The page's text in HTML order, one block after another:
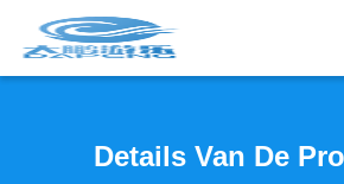
Details Van De